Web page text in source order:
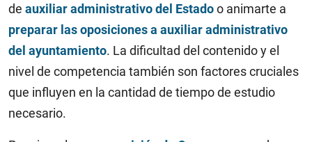
de auxiliar administrativo del Estadoo animarte a
preparar las oposiciones a auxiliar administrativo
del ayuntamiento. La dificultad del contenido y el
nivel de competencia también son factores cruciales
que influyen en la cantidad de tiempo de estudio
necesario.